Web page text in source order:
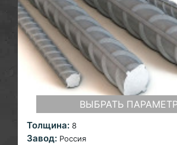
ВЫБРАТЬ
Толщина: 8
Завод: Россия